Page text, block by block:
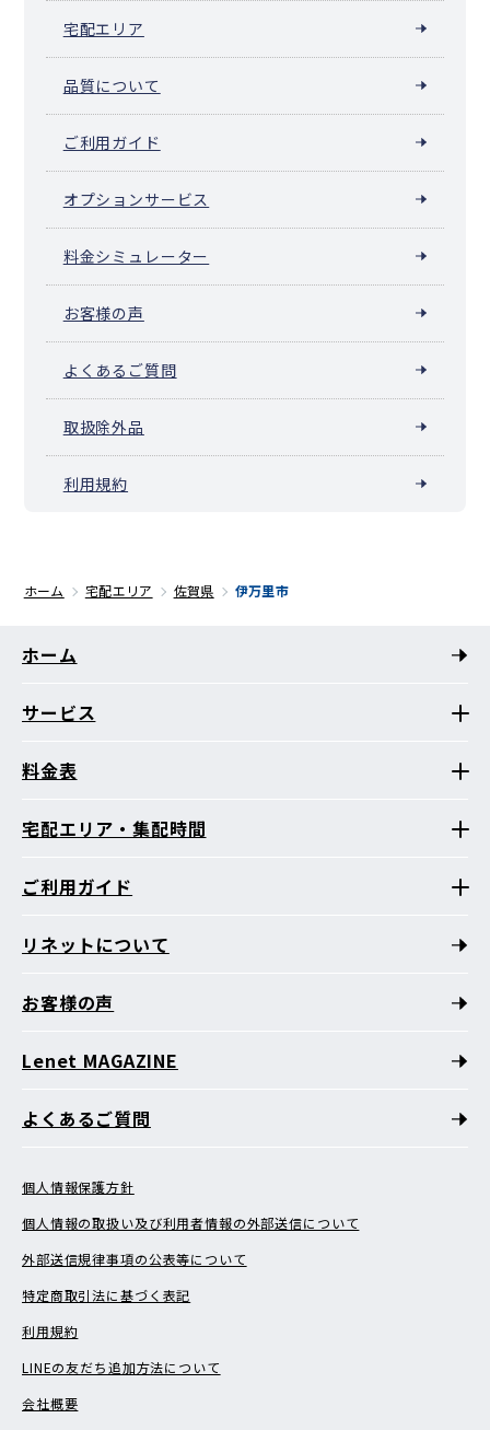
宅配エリア
品質について
ご利用ガイド
オプションサービス
料金シミュレーター
お客様の声
よくあるご質問
取扱除外品
利用規約
ホーム 宅配エリア 佐賀県 伊万里市
ホーム
サービス
料金表
宅配エリア・集配時間
ご利用ガイド
リネットについて
お客様の声
Lenet MAGAZINE
よくあるご質問
個人情報保護方針
個人情報の取扱い及び利用者情報の外部送信について
外部送信規律事項の公表等について
特定商取引法に基づく表記
利用規約
LINEの友だち追加方法について
会社概要